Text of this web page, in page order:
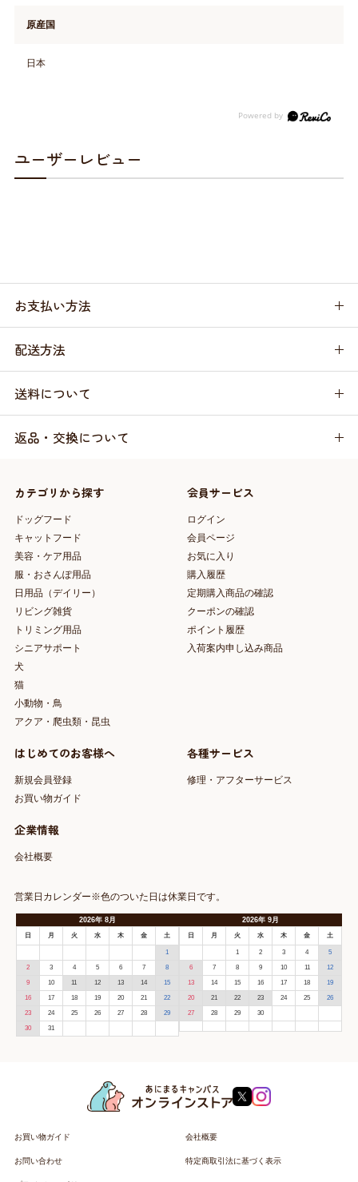
原産国
日本
ユーザーレビュー
お支払い方法
配送方法
送料について
返品・交換について
カテゴリから探す
ドッグフード
キャットフード
美容・ケア用品
服・おさんぽ用品
日用品（デイリー）
リビング雑貨
トリミング用品
シニアサポート
犬
猫
小動物・鳥
アクア・爬虫類・昆虫
会員サービス
ログイン
会員ページ
お気に入り
購入履歴
定期購入商品の確認
クーポンの確認
ポイント履歴
入荷案内申し込み商品
はじめてのお客様へ
新規会員登録
お買い物ガイド
各種サービス
修理・アフターサービス
企業情報
会社概要
営業日カレンダー※色のついた日は休業日です。
2026年 8月
日 月 火 水 木 金 土
1
2 3 4 5 6 7 8
9 10 11 12 13 14 15
16 17 18 19 20 21 22
23 24 25 26 27 28 29
30 31
2026年9月
日 月 火 水 木 金 土
1 2 3 4 5
6 7 8 9 10 11 12
13 14 15 16 17 18 19
20 21 22 23 24 25 26
27 28 29 30
お買い物ガイド 会社概要
お問い合わせ 特定商取引法に基づく表示